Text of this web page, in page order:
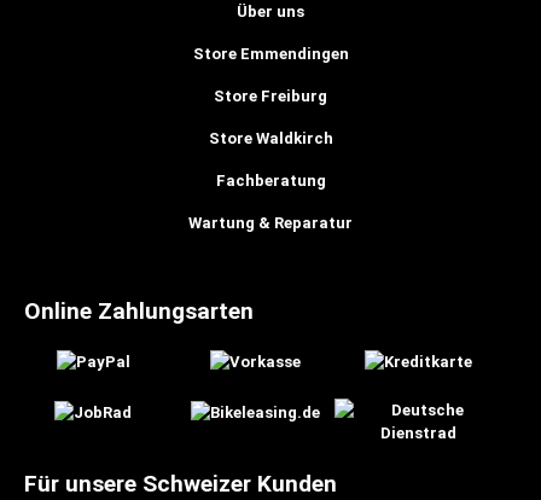
Über uns
Store Emmendingen
Store Freiburg
Store Waldkirch
Fachberatung
Wartung & Reparatur
Online Zahlungsarten
Für unsere Schweizer Kunden